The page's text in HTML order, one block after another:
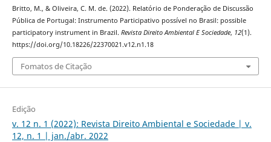
Britto, M., & Oliveira, C. M. de. (2022). Relatório de Ponderação de Discussão
Pública de Portugal: Instrumento Participativo possível no Brasil: possible
participatory instrument in Brazil. Revista Direito Ambiental E Sociedade, 12(1).
https://doi.org/10.18226/22370021.v12.n1.18
Fomatos de Citação
Edição
v. 12 n. 1 (2022): Revista Direito Ambiental e Sociedade | v.
12, n. 1 | jan./abr. 2022